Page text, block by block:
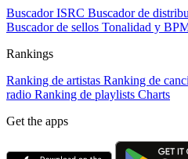
Buscador ISRC Buscador de
Buscador de sellos Tonalidad y
Rankings
Ranking de artistas Ranking de
radio Ranking de playlists Charts
Get the apps